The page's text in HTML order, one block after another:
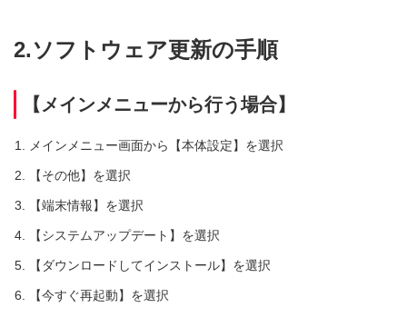
2.ソフトウェア更新の手順
【メインメニューから行う場合】
メインメニュー画面から【本体設定】を選択
【その他】を選択
【端末情報】を選択
【システムアップデート】を選択
【ダウンロードしてインストール】を選択
【今すぐ再起動】を選択